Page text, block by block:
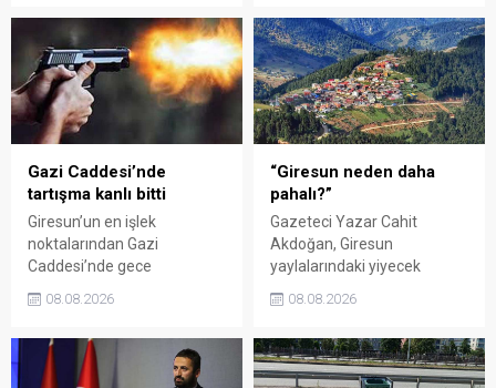
organizasyonun ardından
Kadın El Emeği Pazarı'nın
süresi de 16 Ağustos'a
kadar uzatıldı.
eleştirdi. Taşgöz, üreticinin
emeğinin karşılığını
alamadığını savunarak,
Giresun milletvekillerini
sessiz kalmakla suçladı.
Gazi Caddesi’nde
tartışma kanlı bitti
Giresun’un en işlek
noktalarından Gazi
Caddesi’nde gece
kavgada A.E. ayağından
bölgede kısa süreli panik
yaşanırken polis geniş çaplı
08.08.2026
“Giresun neden daha
pahalı?”
Gazeteci Yazar Cahit
Akdoğan, Giresun
yaylalarındaki yiyecek
belirgin biçimde yüksek
Valiliği, Tarım ve Orman İl
Müdürlüğü ile ilgili kurumları
08.08.2026